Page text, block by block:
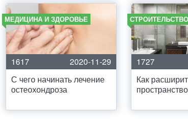
МЕДИЦИНА И ЗДОРОВЬЕ
1617
2020-11-29
С чего начинать лечение
остеохондроза
СТРОИТЕЛЬСТВО
1727
Как